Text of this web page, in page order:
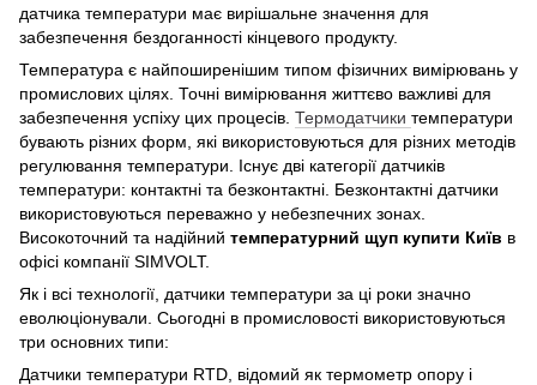
датчика температури має вирішальне значення для
забезпечення бездоганності кінцевого продукту.
Температура є найпоширенішим типом фізичних вимірювань у
промислових цілях. Точні вимірювання життєво важливі для
забезпечення успіху цих процесів. Термодатчики температури
бувають різних форм, які використовуються для різних методів
регулювання температури. Існує дві категорії датчиків
температури: контактні та безконтактні. Безконтактні датчики
використовуються переважно у небезпечних зонах.
Високоточний та надійний температурний щуп купити Київ в
офісі компанії SIMVOLT.
Як і всі технології, датчики температури за ці роки значно
еволюціонували. Сьогодні в промисловості використовуються
три основних типи:
Датчики температури RTD, відомий як термометр опору і